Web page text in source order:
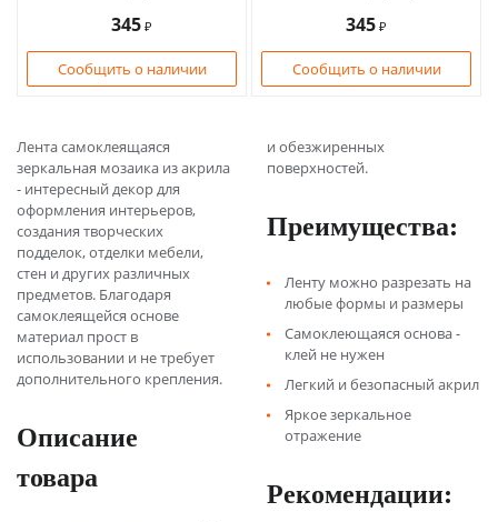
345 ₽
Сообщить о наличии
345 ₽
Сообщить о наличии
Лента самоклеящаяся
зеркальная мозаика из акрила
- интересный декор для
оформления интерьеров,
создания творческих
подделок, отделки мебели,
стен и других различных
предметов. Благодаря
самоклеящейся основе
материал прост в
использовании и не требует
дополнительного крепления.
Описание
товара
и обезжиренных
поверхностей.
Преимущества:
Ленту можно разрезать на
любые формы и размеры
Самоклеющаяся основа -
клей не нужен
Легкий и безопасный акрил
Яркое зеркальное
отражение
Рекомендации: